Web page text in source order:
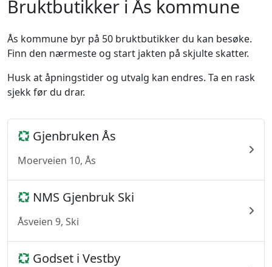
Bruktbutikker i Ås kommune
Ås kommune byr på 50 bruktbutikker du kan besøke.
Finn den nærmeste og start jakten på skjulte skatter.
Husk at åpningstider og utvalg kan endres. Ta en rask
sjekk før du drar.
Gjenbruken Ås
Moerveien 10, Ås
NMS Gjenbruk Ski
Åsveien 9, Ski
Godset i Vestby